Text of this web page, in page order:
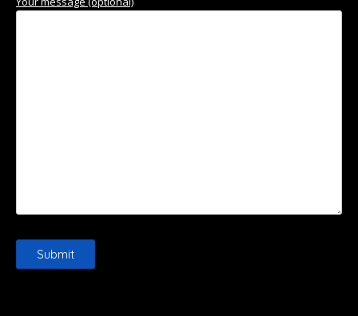
Please leave this field empty.